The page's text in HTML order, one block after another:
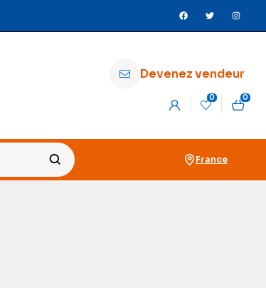
Devenez vendeur
0 0
France